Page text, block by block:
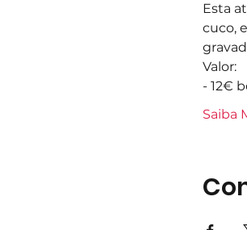
Esta
cuco,
Valor:
- 12€
Saiba